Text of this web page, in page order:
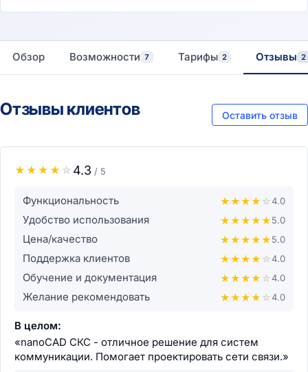
Обзор Возможности 7 Тарифы 2 Отзывы 2
Отзывы клиентов Оставить отзыв
★ ★ ★ ★ ☆ 4.3 / 5
Функциональность ★★★★ ☆4.0
Удобство использования ★★★★★5.0
Цена/качество ★★★★★5.0
Поддержка клиентов ★★★★ ☆4.0
Обучение и документация ★★★★ ☆4.0
Желание рекомендовать ★★★★ ☆4.0
В целом:
«nanoCAD СКС - отличное решение для систем
коммуникации. Помогает проектировать сети связи.»